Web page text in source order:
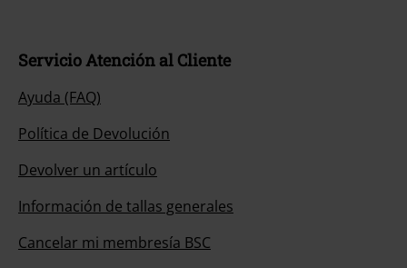
Servicio Atención al Cliente
Ayuda (FAQ)
Política de Devolución
Devolver un artículo
Información de tallas generales
Cancelar mi membresía BSC